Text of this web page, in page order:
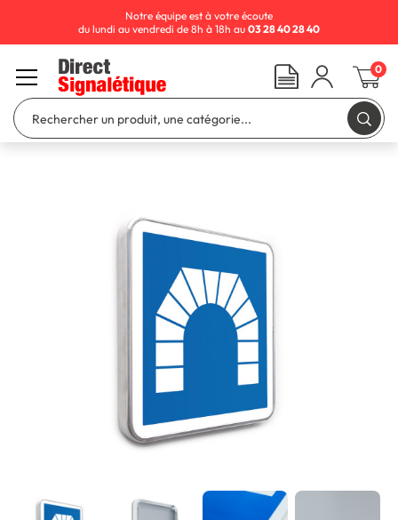
Notre équipe est à votre écoute
du lundi au vendredi de 8h à 18h au 03 28 40 28 40
0